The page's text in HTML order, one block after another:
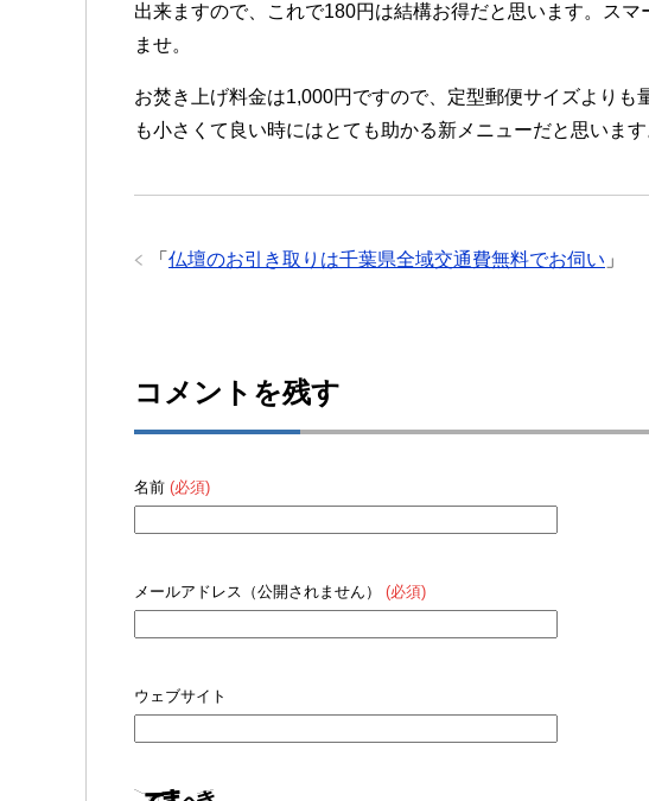
出来ますので、これで180円は結構お得だと思います。ス
ませ。
お焚き上げ料金は1,000円ですので、定型郵便サイズよりも
も小さくて良い時にはとても助かる新メニューだと思います
「 仏壇のお引き取りは千葉県全域交通費無料でお伺い 」
コメントを残す
名前 (必須)
メールアドレス（公開されません） (必須)
ウェブサイト